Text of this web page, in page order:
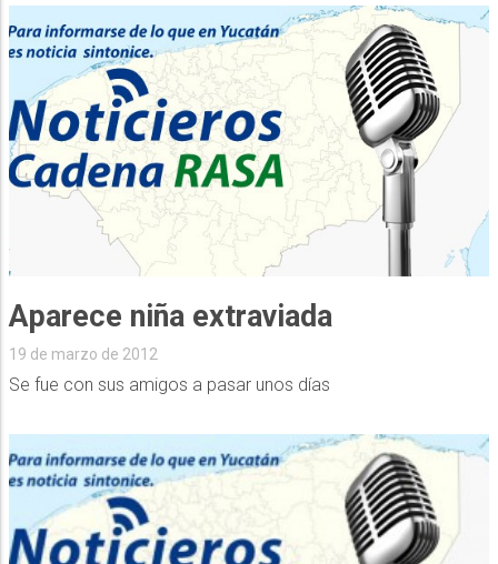
Aparece niña extraviada
19 de marzo de 2012
Se fue con sus amigos a pasar unos días